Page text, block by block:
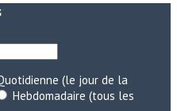
(le jour de la
Hebdomadaire (tous les